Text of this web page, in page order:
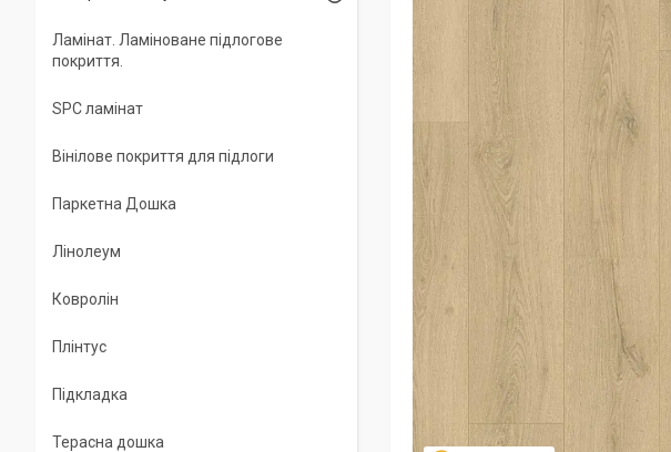
Ламінат. Ламіноване підлогове
покриття.
SPC ламінат
Вінілове покриття для підлоги
Паркетна Дошка
Лінолеум
Ковролін
Плінтус
Підкладка
Терасна дошка